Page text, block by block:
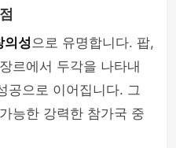
의성으로 유명합니다. 팝,
르에서 두각을 나타내
공으로 이어집니다. 그
능한 강력한 참가국 중